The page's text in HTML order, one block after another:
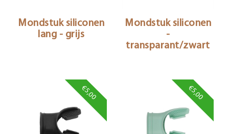
Mondstuk siliconen
lang - grijs
Mondstuk siliconen
-
transparant/zwart
€5,00 €5,00